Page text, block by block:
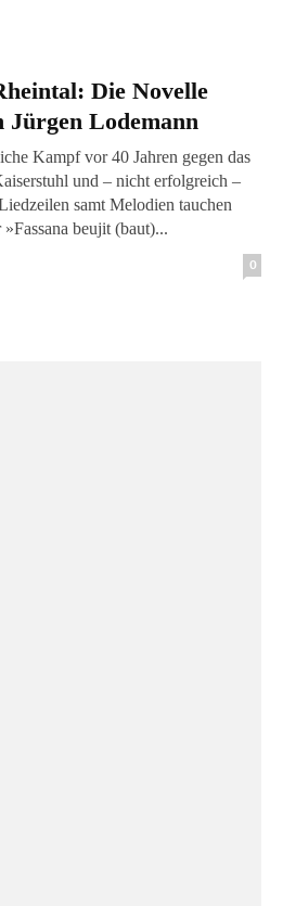
Die Novelle
Jürgen Lodemann
Kampf vor 40 Jahren gegen das
und – nicht erfolgreich –
samt Melodien tauchen
beujit (baut)...
0